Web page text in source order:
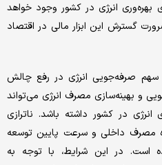
افزایش ۱۵ تا ۲۰درصدی بهره‌‌‌وری انرژی در کشور وجود خواهد
گسترش این ابزار مالی در اقتصاد
صرفه‌‌‌جویی انرژی در رفع چالش
و بهینه‌‌‌سازی مصرف انرژی می‌‌‌تواند
در کشور داشته باشد. ناترازی
مصرف داخلی و سرعت پایین توسعه
است. در این شرایط، با توجه به